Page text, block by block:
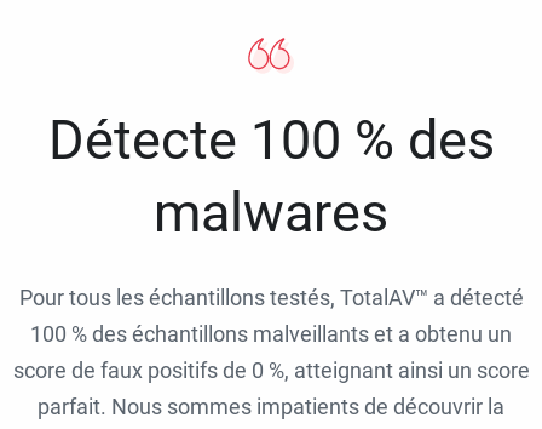
Détecte 100 % des
malwares
Pour tous les échantillons testés, TotalAV™ a détecté
100 % des échantillons malveillants et a obtenu un
score de faux positifs de 0 %, atteignant ainsi un score
parfait. Nous sommes impatients de découvrir la